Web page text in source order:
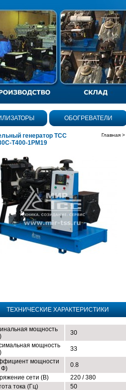
ОБОГРЕВАТЕЛИ
исполнения
генератор ТСС
Т400-1РМ19
Главная >
ТЕХНИЧЕСКИЕ ХАРАКТЕРИСТИКИ
мощность
30
мощность
33
мощности
Ф)
0.8
сети (В)
220 / 380
тока (Гц)
50